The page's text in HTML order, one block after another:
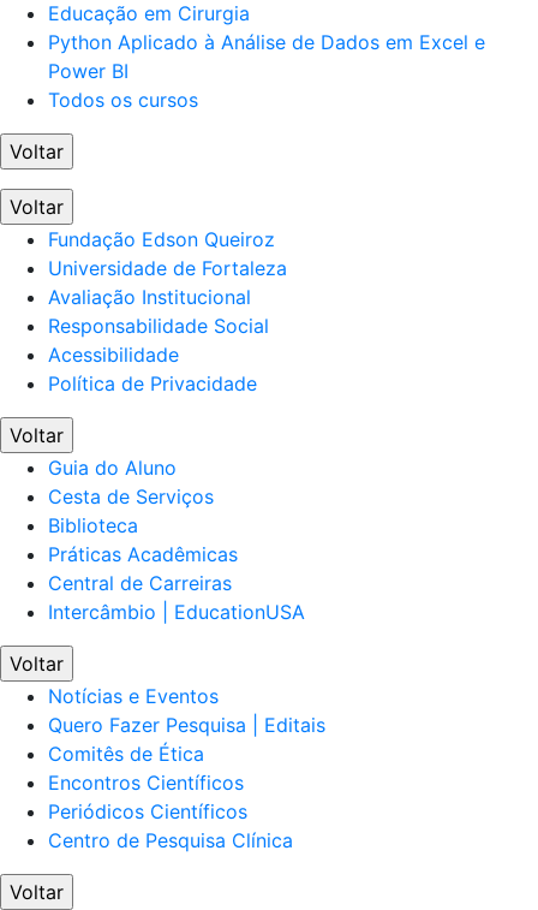
Educação em Cirurgia
Python Aplicado à Análise de Dados em Excel e
Power BI
Todos os cursos
Voltar
Voltar
Fundação Edson Queiroz
Universidade de Fortaleza
Avaliação Institucional
Responsabilidade Social
Acessibilidade
Política de Privacidade
Voltar
Guia do Aluno
Cesta de Serviços
Biblioteca
Práticas Acadêmicas
Central de Carreiras
Intercâmbio | EducationUSA
Voltar
Notícias e Eventos
Quero Fazer Pesquisa | Editais
Comitês de Ética
Encontros Científicos
Periódicos Científicos
Centro de Pesquisa Clínica
Voltar